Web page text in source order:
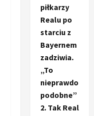
piłkarzy
Realu po
starciu z
Bayernem
zadziwia.
„To
nieprawdo
podobne”
2. Tak Real